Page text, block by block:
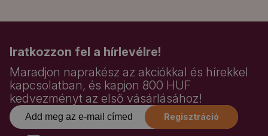
Iratkozzon fel a hírlevélre!
Maradjon naprakész az akciókkal és hírekkel
kapcsolatban, és kapjon 800 HUF
kedvezményt az első vásárlásához!
Regisztráció